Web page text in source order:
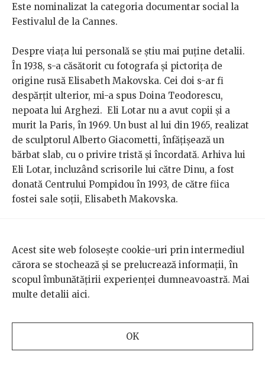
Este nominalizat la categoria documentar social la
Festivalul de la Cannes.
Despre viața lui personală se știu mai puține detalii.
În 1938, s-a căsătorit cu fotografa și pictorița de
origine rusă Elisabeth Makovska. Cei doi s-ar fi
despărțit ulterior, mi-a spus Doina Teodorescu,
nepoata lui Arghezi. Eli Lotar nu a avut copii și a
murit la Paris, în 1969. Un bust al lui din 1965, realizat
de sculptorul Alberto Giacometti, înfățișează un
bărbat slab, cu o privire tristă și încordată. Arhiva lui
Eli Lotar, incluzând scrisorile lui către Dinu, a fost
donată Centrului Pompidou în 1993, de către fiica
fostei sale soții, Elisabeth Makovska.
Acest site web folosește cookie-uri prin intermediul
cărora se stochează și se prelucrează informații, în
scopul îmbunătățirii experienței dumneavoastră. Mai
multe detalii aici.
OK